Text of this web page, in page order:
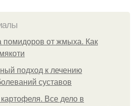
помидоров от жмыха. Как
подход к лечению
суставов
Все дело в